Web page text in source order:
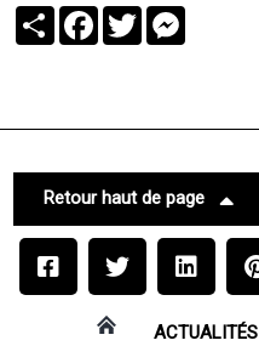
PartagerFacebook
Twitter
Retour haut de page
ACTUALITÉS